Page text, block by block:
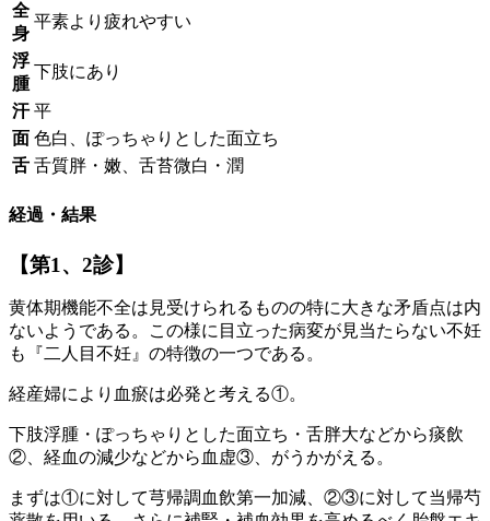
全
身
平素より疲れやすい
浮
腫
下肢にあり
汗 平
面 色白、ぽっちゃりとした面立ち
舌 舌質胖・嫩、舌苔微白・潤
経過・結果
【第1、2診】
黄体期機能不全は見受けられるものの特に大きな矛盾点は内
ないようである。この様に目立った病変が見当たらない不妊
も『二人目不妊』の特徴の一つである。
経産婦により血瘀は必発と考える①。
下肢浮腫・ぽっちゃりとした面立ち・舌胖大などから痰飲
②、経血の減少などから血虚③、がうかがえる。
まずは①に対して芎帰調血飲第一加減、②③に対して当帰芍